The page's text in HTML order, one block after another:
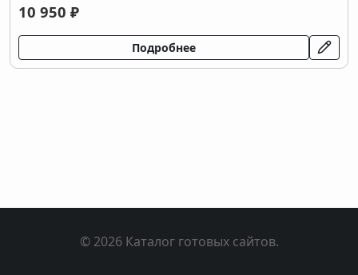
10 950 ₽
Подробнее
© 2026 Каталог готовых сайтов.